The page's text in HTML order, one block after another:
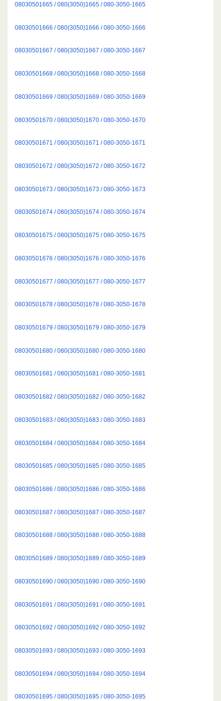
08030501665 / 080(3050)1665 / 080-3050-1665
08030501666 / 080(3050)1666 / 080-3050-1666
08030501667 / 080(3050)1667 / 080-3050-1667
08030501668 / 080(3050)1668 / 080-3050-1668
08030501669 / 080(3050)1669 / 080-3050-1669
08030501670 / 080(3050)1670 / 080-3050-1670
08030501671 / 080(3050)1671 / 080-3050-1671
08030501672 / 080(3050)1672 / 080-3050-1672
08030501673 / 080(3050)1673 / 080-3050-1673
08030501674 / 080(3050)1674 / 080-3050-1674
08030501675 / 080(3050)1675 / 080-3050-1675
08030501676 / 080(3050)1676 / 080-3050-1676
08030501677 / 080(3050)1677 / 080-3050-1677
08030501678 / 080(3050)1678 / 080-3050-1678
08030501679 / 080(3050)1679 / 080-3050-1679
08030501680 / 080(3050)1680 / 080-3050-1680
08030501681 / 080(3050)1681 / 080-3050-1681
08030501682 / 080(3050)1682 / 080-3050-1682
08030501683 / 080(3050)1683 / 080-3050-1683
08030501684 / 080(3050)1684 / 080-3050-1684
08030501685 / 080(3050)1685 / 080-3050-1685
08030501686 / 080(3050)1686 / 080-3050-1686
08030501687 / 080(3050)1687 / 080-3050-1687
08030501688 / 080(3050)1688 / 080-3050-1688
08030501689 / 080(3050)1689 / 080-3050-1689
08030501690 / 080(3050)1690 / 080-3050-1690
08030501691 / 080(3050)1691 / 080-3050-1691
08030501692 / 080(3050)1692 / 080-3050-1692
08030501693 / 080(3050)1693 / 080-3050-1693
08030501694 / 080(3050)1694 / 080-3050-1694
08030501695 / 080(3050)1695 / 080-3050-1695